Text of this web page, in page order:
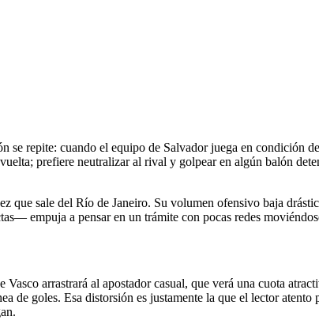
se repite: cuando el equipo de Salvador juega en condición
prefiere neutralizar al rival y golpear en algún balón
sale del Río de Janeiro. Su volumen ofensivo baja
empuja a pensar en un trámite con pocas redes
arrastrará al apostador casual, que verá una cuota
goles. Esa distorsión es justamente la que el lector atento